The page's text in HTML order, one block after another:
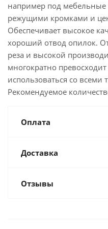
например под
режущими кромками и
Обеспечивает высокое
хороший отвод опилок.
реза и высокой
многократно
использоваться со всеми
Рекомендуемое
Оплата
Доставка
Отзывы